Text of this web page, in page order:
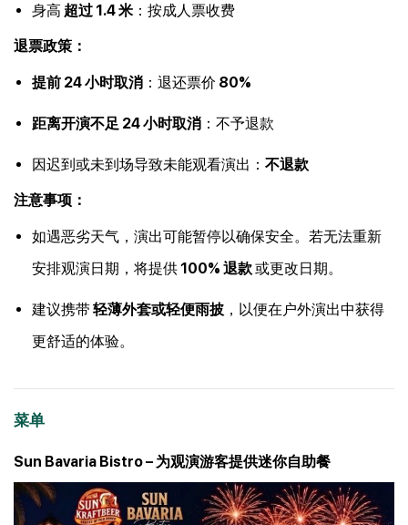
身高 超过 1.4 米 ：按成人票收费
退票政策：
提前 24 小时取消 ：退还票价 80%
距离开演不足 24 小时取消 ：不予退款
因迟到或未到场导致未能观看演出： 不退款
注意事项：
如遇恶劣天气，演出可能暂停以确保安全。若无法重新
安排观演日期，将提供 100% 退款或更改日期。
建议携带轻薄外套或轻便雨披 ，以便在户外演出中获得
更舒适的体验。
菜单
Sun Bavaria Bistro – 为观演游客提供迷你自助餐